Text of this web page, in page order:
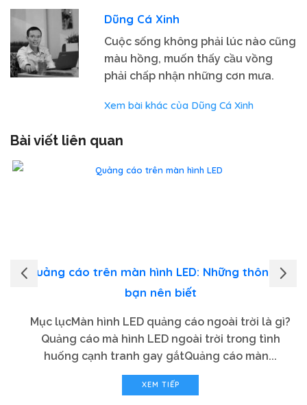
Dũng Cá Xinh
Cuộc sống không phải lúc nào cũng
màu hồng, muốn thấy cầu vồng
phải chấp nhận những cơn mưa.
Xem bài khác của Dũng Cá Xinh
Bài viết liên quan
Quảng cáo trên màn hình LED: Những thông tin
bạn nên biết
Mục lụcMàn hình LED quảng cáo ngoài trời là gì?
Quảng cáo mà hình LED ngoài trời trong tình
huống cạnh tranh gay gắtQuảng cáo màn...
XEM TIẾP